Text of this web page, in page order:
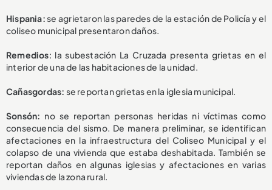
Hispania:se agrietaron las paredes de la estación de Policía y el
coliseo municipal presentaron daños.
Remedios: la subestación La Cruzada presenta grietas en el
interior de una de las habitaciones de la unidad.
Cañasgordas: se reportan grietas en la iglesia municipal.
Sonsón: no se reportan personas heridas ni víctimas como
consecuencia del sismo. De manera preliminar, se identifican
afectaciones en la infraestructura del Coliseo Municipal y el
colapso de una vivienda que estaba deshabitada. También se
reportan daños en algunas iglesias y afectaciones en varias
viviendas de la zona rural.